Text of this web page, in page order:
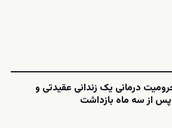
درمانی یک زندانی عقیدتی و
از سه ماه بازداشت